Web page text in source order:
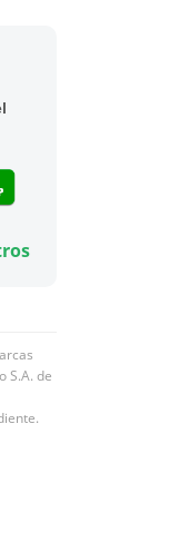
S.A. de